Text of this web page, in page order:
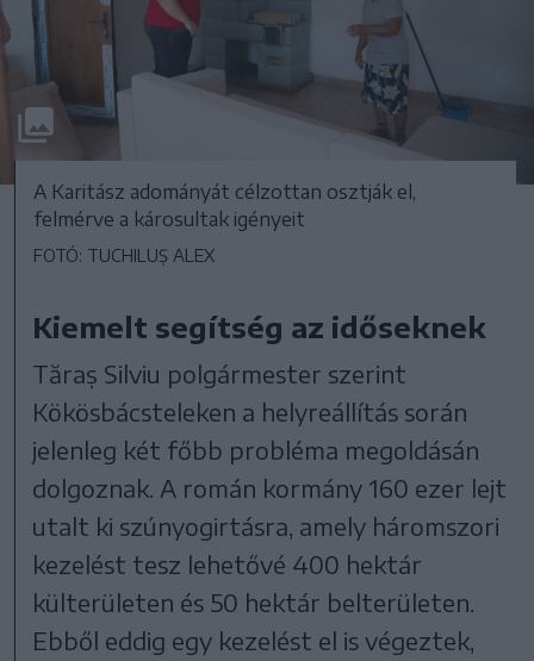
A Karitász adományát célzottan osztják el,
felmérve a károsultak igényeit
FOTÓ: TUCHILUȘ ALEX
Kiemelt segítség az időseknek
Tăraș Silviu polgármester szerint
Kökösbácsteleken a helyreállítás során
jelenleg két főbb probléma megoldásán
dolgoznak. A román kormány 160 ezer lejt
utalt ki szúnyogirtásra, amely háromszori
kezelést tesz lehetővé 400 hektár
külterületen és 50 hektár belterületen.
Ebből eddig egy kezelést el is végeztek,